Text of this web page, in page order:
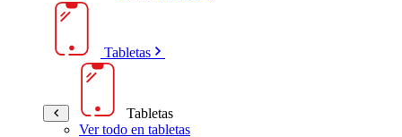
Tabletas
Tabletas
Ver todo en tabletas